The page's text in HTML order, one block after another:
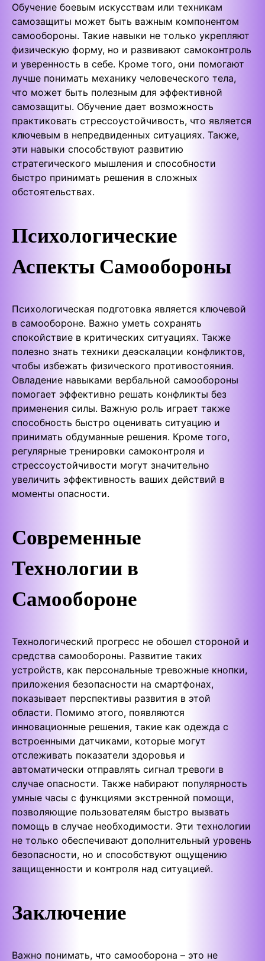
Обучение боевым искусствам или техникам
самозащиты может быть важным компонентом
самообороны. Такие навыки не только укрепляют
физическую форму, но и развивают самоконтроль
и уверенность в себе. Кроме того, они помогают
лучше понимать механику человеческого тела,
что может быть полезным для эффективной
самозащиты. Обучение дает возможность
практиковать стрессоустойчивость, что является
ключевым в непредвиденных ситуациях. Также,
эти навыки способствуют развитию
стратегического мышления и способности
быстро принимать решения в сложных
обстоятельствах.
Психологические
Аспекты Самообороны
Психологическая подготовка является ключевой
в самообороне. Важно уметь сохранять
спокойствие в критических ситуациях. Также
полезно знать техники деэскалации конфликтов,
чтобы избежать физического противостояния.
Овладение навыками вербальной самообороны
помогает эффективно решать конфликты без
применения силы. Важную роль играет также
способность быстро оценивать ситуацию и
принимать обдуманные решения. Кроме того,
регулярные тренировки самоконтроля и
стрессоустойчивости могут значительно
увеличить эффективность ваших действий в
моменты опасности.
Современные
Технологии в
Самообороне
Технологический прогресс не обошел стороной и
средства самообороны. Развитие таких
устройств, как персональные тревожные кнопки,
приложения безопасности на смартфонах,
показывает перспективы развития в этой
области. Помимо этого, появляются
инновационные решения, такие как одежда с
встроенными датчиками, которые могут
отслеживать показатели здоровья и
автоматически отправлять сигнал тревоги в
случае опасности. Также набирают популярность
умные часы с функциями экстренной помощи,
позволяющие пользователям быстро вызвать
помощь в случае необходимости. Эти технологии
не только обеспечивают дополнительный уровень
безопасности, но и способствуют ощущению
защищенности и контроля над ситуацией.
Заключение
Важно понимать, что самооборона – это не